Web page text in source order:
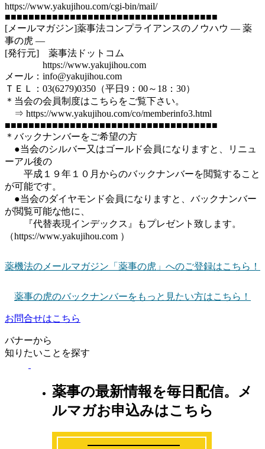
https://www.yakujihou.com/cgi-bin/mail/
■■■■■■■■■■■■■■■■■■■■■■■■■■■■■■■■■■■■
[メールマガジン]薬事法コンプライアンスのノウハウ ― 薬
事の虎 ―
[発行元] 薬事法ドットコム
https://www.yakujihou.com
メール：info@yakujihou.com
ＴＥＬ：03(6279)0350（平日9：00～18：30）
＊当会の会員制度はこちらをご覧下さい。
⇒ https://www.yakujihou.com/co/memberinfo3.html
■■■■■■■■■■■■■■■■■■■■■■■■■■■■■■■■■■■■
＊バックナンバーをご希望の方
●当会のシルバー又はゴールド会員になりますと、リニュ
ーアル後の
平成１９年１０月からのバックナンバーを閲覧すること
が可能です。
●当会のダイヤモンド会員になりますと、バックナンバー
が閲覧可能な他に、
『代替表現インデックス』もプレゼント致します。
（https://www.yakujihou.com ）
薬機法のメールマガジン「薬事の虎」へのご登録はこちら！
薬事の虎のバックナンバーをもっと見たい方はこちら！
お問合せはこちら
バナーから
知りたいことを探す
薬事の最新情報を毎日配信。メ
ルマガお申込みはこちら